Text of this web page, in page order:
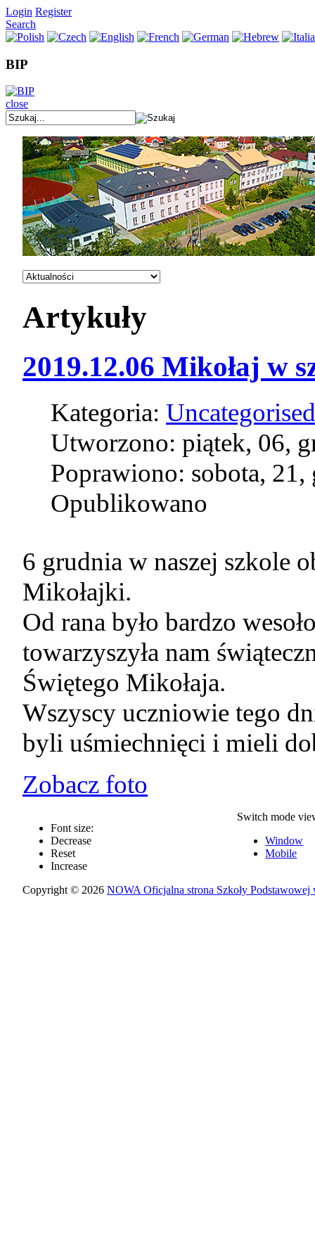
Login Register
Search
BIP
close
Artykuły
2019.12.06 Mikołaj w
Kategoria:
Utworzono: piątek, 06,
Poprawiono: sobota,
Opublikowano
6 grudnia w naszej szkole
Mikołajki.
Od rana było bardzo
towarzyszyła nam
Świętego Mikołaja.
Wszyscy uczniowie tego
byli uśmiechnięci i mieli
Zobacz foto
Font size:
Decrease
Reset
Increase
Switch mode
Window
Mobile
Copyright © 2026NOWA Oficjalna strona Szkoły